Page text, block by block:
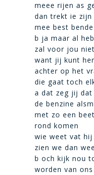
meee rijen as
dan trekt ie
mee best
b ja maar al
zal voor jou
want jij kunt
achter op het
die gaat toch
a dat zeg jij dat
de benzine
met zo een
rond komen
wie weet vat
zien we dan
b och kijk nou
worden van